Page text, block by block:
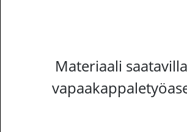
Materiaali